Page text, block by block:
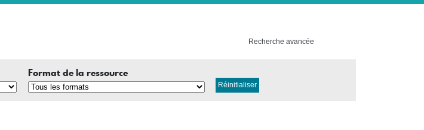
Recherche avancée
Format de la ressource
Réinitialiser